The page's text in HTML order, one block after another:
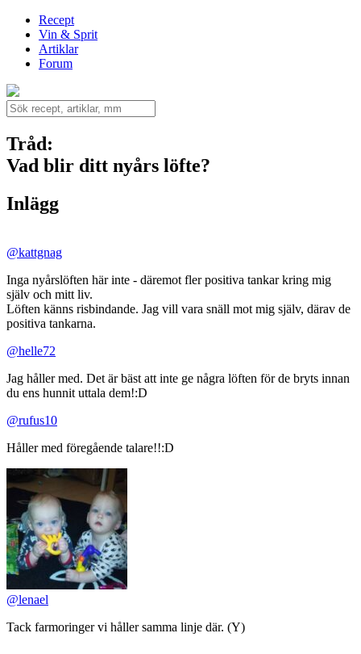
Recept
Vin & Sprit
Artiklar
Forum
Tråd:
Vad blir ditt nyårs löfte?
Inlägg
@kattgnag
Inga nyårslöften här inte - däremot fler positiva tankar kring mig
själv och mitt liv.
Löften känns risbindande. Jag vill vara snäll mot mig själv, därav de
positiva tankarna.
@helle72
Jag håller med. Det är bäst att inte ge några löften för de bryts innan
du ens hunnit uttala dem!:D
@rufus10
Håller med föregående talare!!:D
@lenael
Tack farmoringer vi håller samma linje där. (Y)